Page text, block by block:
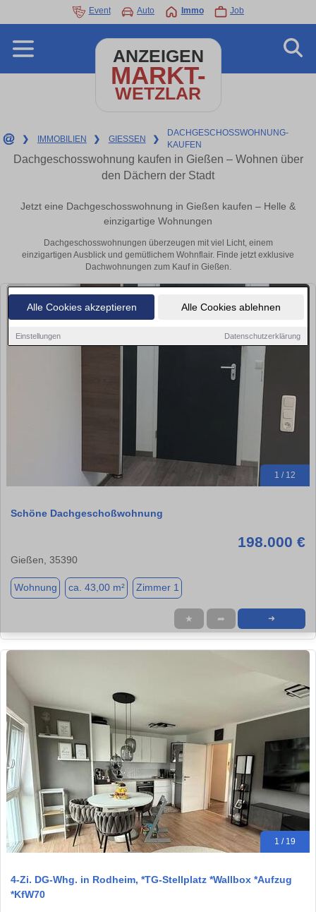
Alle Cookies akzeptieren Alle Cookies ablehnen
Einstellungen Datenschutzerklärung
Event Auto Immo Job
ANZEIGEN
MARKT-
WETZLAR
❯ IMMOBILIEN ❯ GIESSEN ❯
DACHGESCHOSSWOHNUNG-
KAUFEN
Dachgeschosswohnung kaufen in Gießen – Wohnen über
den Dächern der Stadt
Jetzt eine Dachgeschosswohnung in Gießen kaufen – Helle &
einzigartige Wohnungen
Dachgeschosswohnungen überzeugen mit viel Licht, einem
einzigartigen Ausblick und gemütlichem Wohnflair. Finde jetzt exklusive
Dachwohnungen zum Kauf in Gießen.
1 / 12
Schöne Dachgeschoßwohnung
198.000 €
Gießen, 35390
Wohnung ca. 43,00 m² Zimmer 1
★ ➦ ➜
1 / 19
4-Zi. DG-Whg. in Rodheim, *TG-Stellplatz *Wallbox *Aufzug
*KfW70